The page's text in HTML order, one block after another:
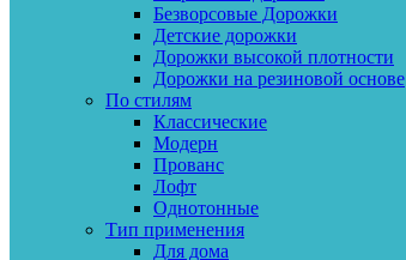
Безворсовые Дорожки
Детские дорожки
Дорожки высокой плотности
Дорожки на резиновой основе
По стилям
Классические
Модерн
Прованс
Лофт
Однотонные
Тип применения
Для дома